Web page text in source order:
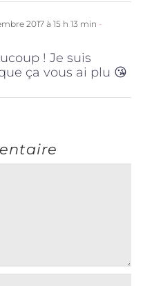
2017 à 15 h 13 min -
! Je suis
ça vous ai plu 😘